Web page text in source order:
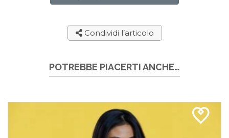
Condividi l’articolo
POTREBBE PIACERTI ANCHE…